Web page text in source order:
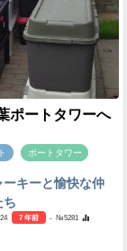
ポートタワーへ
ポートタワー
ーキーと愉快な仲
ち
7 年前
- №5281